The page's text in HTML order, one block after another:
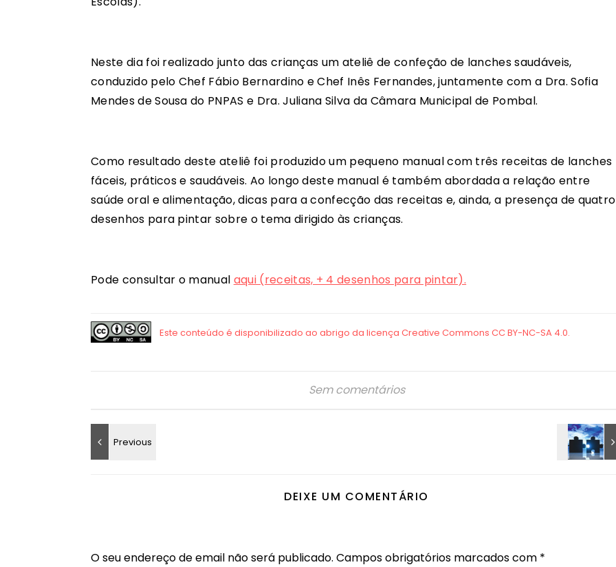
Neste dia foi realizado junto das crianças um ateliê de confeção de lanches saudáveis,
conduzido pelo Chef Fábio Bernardino e Chef Inês Fernandes, juntamente com a Dra. Sofia
Mendes de Sousa do PNPAS e Dra. Juliana Silva da Câmara Municipal de Pombal.
Como resultado deste ateliê foi produzido um pequeno manual com três receitas de lanches
fáceis, práticos e saudáveis. Ao longo deste manual é também abordada a relação entre
saúde oral e alimentação, dicas para a confecção das receitas e, ainda, a presença de quatro
desenhos para pintar sobre o tema dirigido às crianças.
Pode consultar o manual aqui (receitas, + 4 desenhos para pintar).
Sem comentários
DEIXE UM COMENTÁRIO
O seu endereço de email não será publicado. Campos obrigatórios marcados com *